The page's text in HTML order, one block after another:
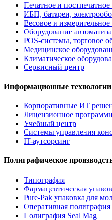
Печатное и постпечатное
ИБП, батареи,
Весовое и измерительное
Оборудование
POS-системы, торговое
Медицинское
Климатическое
Сервисный центр
Информационные технологии
Корпоративные ИТ
Лицензионное
Учебный центр
Системы управления
IT-аутсорсинг
Полиграфическое
Типография
Фармацевтическая
Pure-Pak упаковка для
Оперативная полиграфия
Полиграфия Seal Mag